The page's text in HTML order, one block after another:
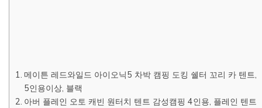
메이튼 레드와일드 아이오닉5 차박 캠핑 도킹 쉘터 꼬리 카 텐트,
5인용이상, 블랙
아버 플레인 오토 캐빈 원터치 텐트 감성캠핑 4인용, 플레인 텐트